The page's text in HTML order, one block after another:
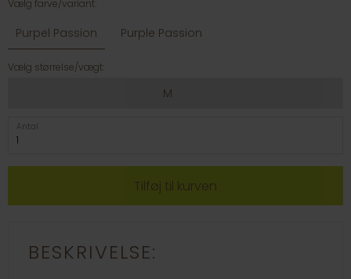
Vælg farve/variant:
Purpel Passion Purple Passion
Vælg størrelse/vægt:
M
Antal
BESKRIVELSE: